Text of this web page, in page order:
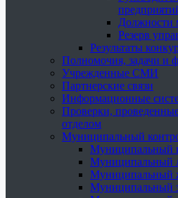
Должности
Резерв
Результаты
Полномочия, задачи и
Учрежденные СМИ
Партнерские связи
Информационные
Проверки,
отделом
Муниципальный
Муниципальный
Муниципальный
Муниципальный
Муниципальный